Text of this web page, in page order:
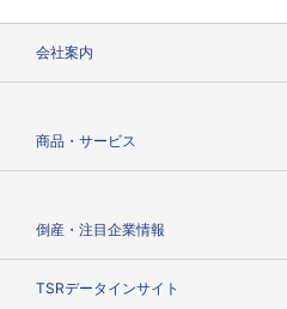
会社案内
商品・サービス
倒産・注目企業情報
TSRデータインサイト